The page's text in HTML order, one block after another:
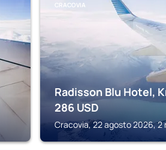
CRACOVIA
Radisson Blu Hotel,
286 USD
Cracovia, 22 agosto 2026, 2